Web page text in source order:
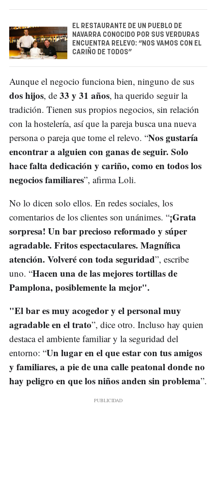
EL RESTAURANTE DE UN PUEBLO DE
NAVARRA CONOCIDO POR SUS VERDURAS
ENCUENTRA RELEVO: “NOS VAMOS CON EL
CARIÑO DE TODOS”
Aunque el negocio funciona bien, ninguno de sus
dos hijos, de 33 y 31 años, ha querido seguir la
tradición. Tienen sus propios negocios, sin relación
con la hostelería, así que la pareja busca una nueva
persona o pareja que tome el relevo. “Nos gustaría
encontrar a alguien con ganas de seguir. Solo
hace falta dedicación y cariño, como en todos los
negocios familiares”, afirma Loli.
No lo dicen solo ellos. En redes sociales, los
comentarios de los clientes son unánimes. “¡Grata
sorpresa! Un bar precioso reformado y súper
agradable. Fritos espectaculares. Magnífica
atención. Volveré con toda seguridad”, escribe
uno. “Hacen una de las mejores tortillas de
Pamplona, posiblemente la mejor".
"El bar es muy acogedor y el personal muy
agradable en el trato”, dice otro. Incluso hay quien
destaca el ambiente familiar y la seguridad del
entorno: “Un lugar en el que estar con tus amigos
y familiares, a pie de una calle peatonal donde no
hay peligro en que los niños anden sin problema”.